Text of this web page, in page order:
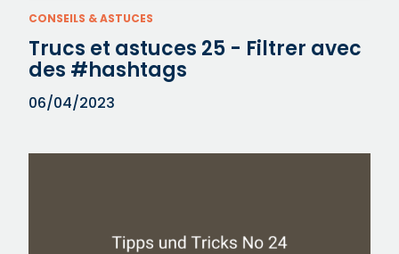
CONSEILS & ASTUCES
Trucs et astuces 25 - Filtrer avec
des #hashtags
06/04/2023